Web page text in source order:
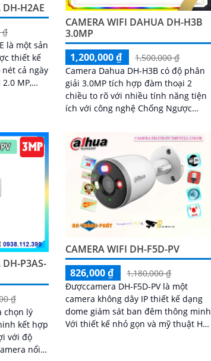
H2AE
₫
là một sản
thiết kế
cả ngày
CAMERA WIFI DAHUA DH-H3B
3.0MP
1,200,000 ₫
1,500,000 ₫
Camera Dahua DH-H3B có độ phân
giải 3.0MP tích hợp đàm thoại 2
chiều to rõ với nhiều tính năng tiện
ích với công nghệ Chống Ngược
biệt người và chuyển động khác,
Hồng ngoại 10m cho giám sát ban
đêm sắc nét dù thiếu ánh sáng
P3AS-
₫
chọn lý
kết hợp
với độ
CAMERA WIFI DH-F5D-PV
826,000 ₫
1,180,000 ₫
Đượccamera DH-F5D-PV là một
camera không dây IP thiết kế dạng
dome giám sát ban đêm thông minh
Với thiết kế nhỏ gọn và mỹ thuật Hỗ